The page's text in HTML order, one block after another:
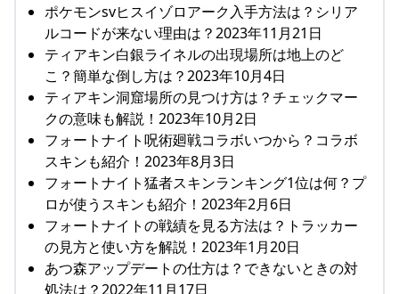
ポケモンsvヒスイゾロアーク入手方法は？シリア
ルコードが来ない理由は？2023年11月21日
ティアキン白銀ライネルの出現場所は地上のど
こ？簡単な倒し方は？2023年10月4日
ティアキン洞窟場所の見つけ方は？チェックマー
クの意味も解説！2023年10月2日
フォートナイト呪術廻戦コラボいつから？コラボ
スキンも紹介！2023年8月3日
フォートナイト猛者スキンランキング1位は何？プ
ロが使うスキンも紹介！2023年2月6日
フォートナイトの戦績を見る方法は？トラッカー
の見方と使い方を解説！2023年1月20日
あつ森アップデートの仕方は？できないときの対
処法は？2022年11月17日